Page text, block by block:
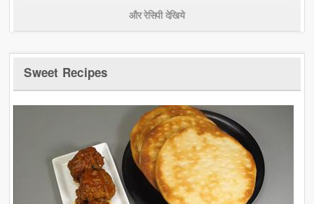
और रेसिपी देखिये
Sweet Recipes